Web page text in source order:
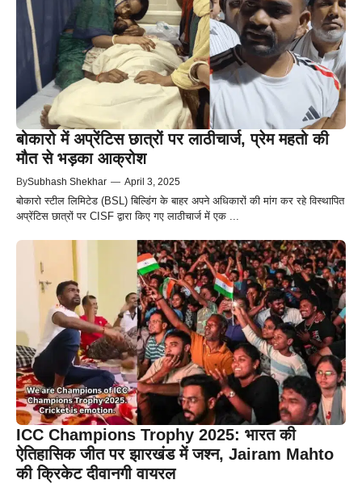
बोकारो में अप्रेंटिस छात्रों पर लाठीचार्ज, प्रेम महतो की
मौत से भड़का आक्रोश
BySubhash Shekhar — April 3, 2025
बोकारो स्टील लिमिटेड (BSL) बिल्डिंग के बाहर अपने अधिकारों की मांग कर रहे विस्थापित
अप्रेंटिस छात्रों पर CISF द्वारा किए गए लाठीचार्ज में एक ...
ICC Champions Trophy 2025: भारत की
ऐतिहासिक जीत पर झारखंड में जश्न, Jairam Mahto
की क्रिकेट दीवानगी वायरल